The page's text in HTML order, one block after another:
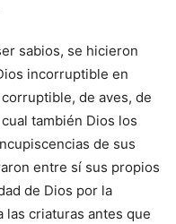
sabios, se hicieron
incorruptible en
de aves, de
también Dios los
de sus
entre sí sus propios
de Dios por la
las criaturas antes que